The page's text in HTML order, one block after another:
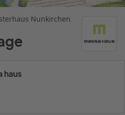
Nunkirchen
haus